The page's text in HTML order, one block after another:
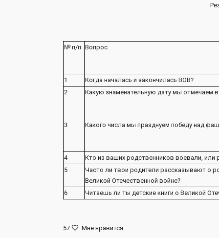
№ п/п Вопрос
1
Когда началась и закончилась ВОВ?
2
Какую знаменательную дату мы отмечаем в
3 Какого числа мы празднуем победу над
4
Кто из ваших родственников воевали, или
5
Часто ли твои родители рассказывают о
Великой Отечественной войне?
6
Читаешь ли ты детские книги о Великой
57 Мне нравится